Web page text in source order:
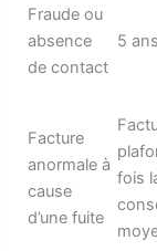
Fraude ou
absence
de contact
5 ans
Facture
anormale à
cause
d’une fuite
fois